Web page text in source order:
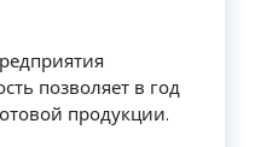
позволяет в год
продукции.